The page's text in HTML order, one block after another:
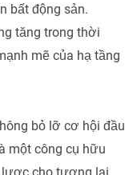
bất động sản.
tăng trong thời
mẽ của hạ tầng
bỏ lỡ cơ hội đầu
một công cụ hữu